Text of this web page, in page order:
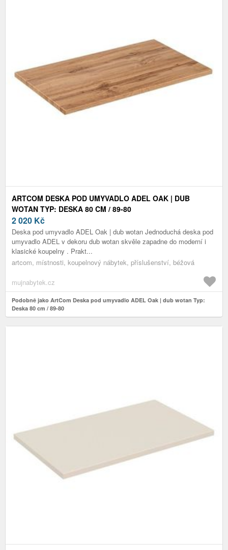
ARTCOM DESKA POD UMYVADLO ADEL OAK | DUB
WOTAN TYP: DESKA 80 CM / 89-80
2 020 Kč
Deska pod umyvadlo ADEL Oak | dub wotan Jednoduchá deska pod
umyvadlo ADEL v dekoru dub wotan skvěle zapadne do moderní i
klasické koupelny . Prakt...
artcom, místnosti, koupelnový nábytek, příslušenství, béžová
mujnabytek.cz
Podobně jako ArtCom Deska pod umyvadlo ADEL Oak | dub wotan Typ:
Deska 80 cm / 89-80